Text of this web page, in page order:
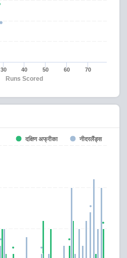
Runs Scored
30 40 50 60 70
दक्षिण अफ्रीका नीदरलैंड्स